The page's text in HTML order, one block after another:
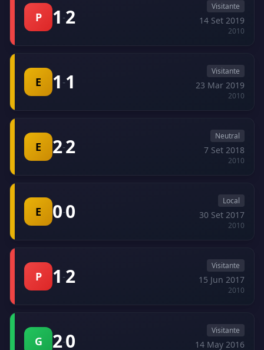
P 1 -2 Visitante
14 Set 2019
2010
E 1 -1 Visitante
23 Mar 2019
2010
E 2-2 Neutral
7 Set 2018
2010
E 0-0 Local
30 Set 2017
2010
P 1 -2 Visitante
15 Jun 2017
2010
G 2-0 Visitante
14 May 2016